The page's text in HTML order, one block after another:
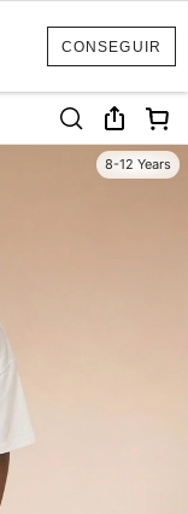
CONSEGUIR
8-12 Years